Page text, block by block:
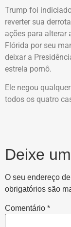
Trump foi
reverter sua
ações para alterar
Flórida por seu
deixar a
estrela pornô.
Ele negou
todos os quatro
Deixe
O seu endereço
obrigatórios são
Comentário *